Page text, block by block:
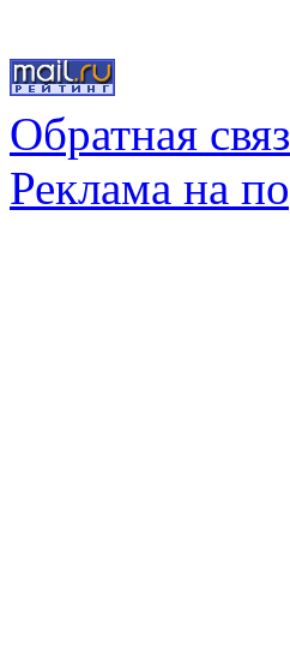
Обратная
Реклама на